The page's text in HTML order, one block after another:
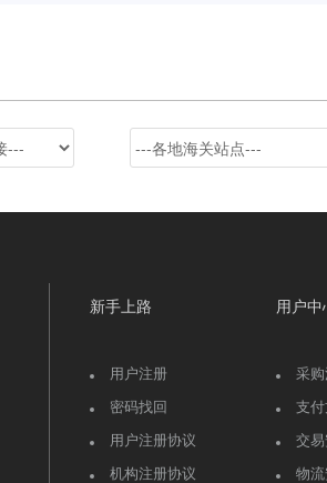
新手上路
用户注册
密码找回
用户注册协议
机构注册协议
用户中
采
支
交
物